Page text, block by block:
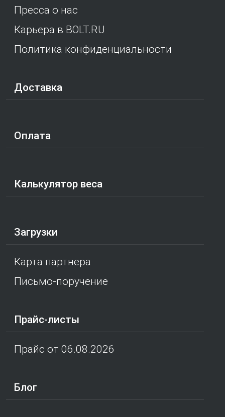
Пресса о нас
Карьера в BOLT.RU
Политика конфиденциальности
Доставка
Оплата
Калькулятор веса
Загрузки
Карта партнера
Письмо-поручение
Прайс-листы
Прайс от 06.08.2026
Блог